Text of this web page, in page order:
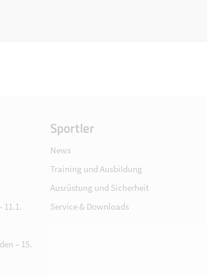
11.1.
– 15.
Sportler
News
Training und Ausbildung
Ausrüstung und Sicherheit
Service & Downloads